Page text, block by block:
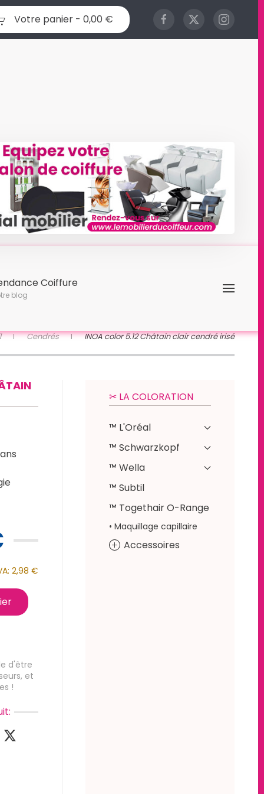
Votre panier - 0,00 €
Coiffure
blog
Cendrés INOA color 5.12 Châtain clair cendré irisé
2,98 €
d'être
et
!
✂︎ LA COLORATION
™ L'Oréal
™ Schwarzkopf
™ Wella
™ Subtil
™ Togethair O-Range
• Maquillage capillaire
Accessoires